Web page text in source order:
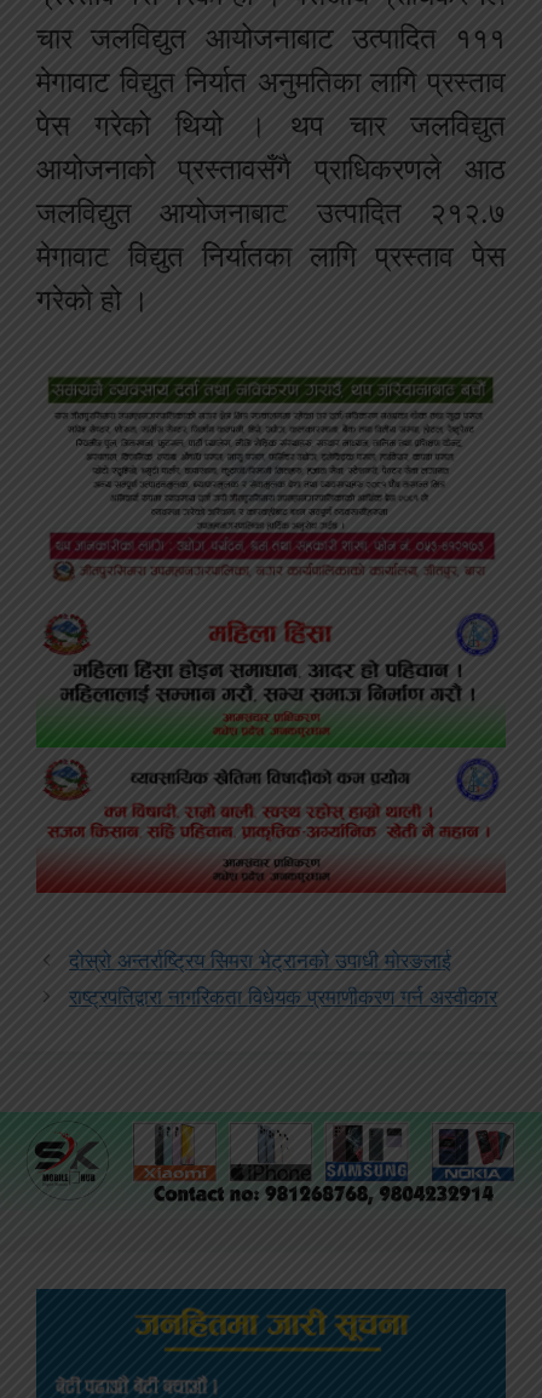
चार जलविद्युत आयोजनाबाट उत्पादित १११
मेगावाट विद्युत निर्यात अनुमतिका लागि प्रस्ताव
पेस गरेको थियो । थप चार जलविद्युत
आयोजनाको प्रस्तावसँगै प्राधिकरणले आठ
जलविद्युत आयोजनाबाट उत्पादित २१२.७
मेगावाट विद्युत निर्यातका लागि प्रस्ताव पेस
गरेको हो ।
दोस्रो अन्तर्राष्ट्रिय सिमरा भेट्रानको उपाधी मोरङलाई
राष्ट्रपतिद्वारा नागरिकता विधेयक प्रमाणीकरण गर्न अस्वीकार